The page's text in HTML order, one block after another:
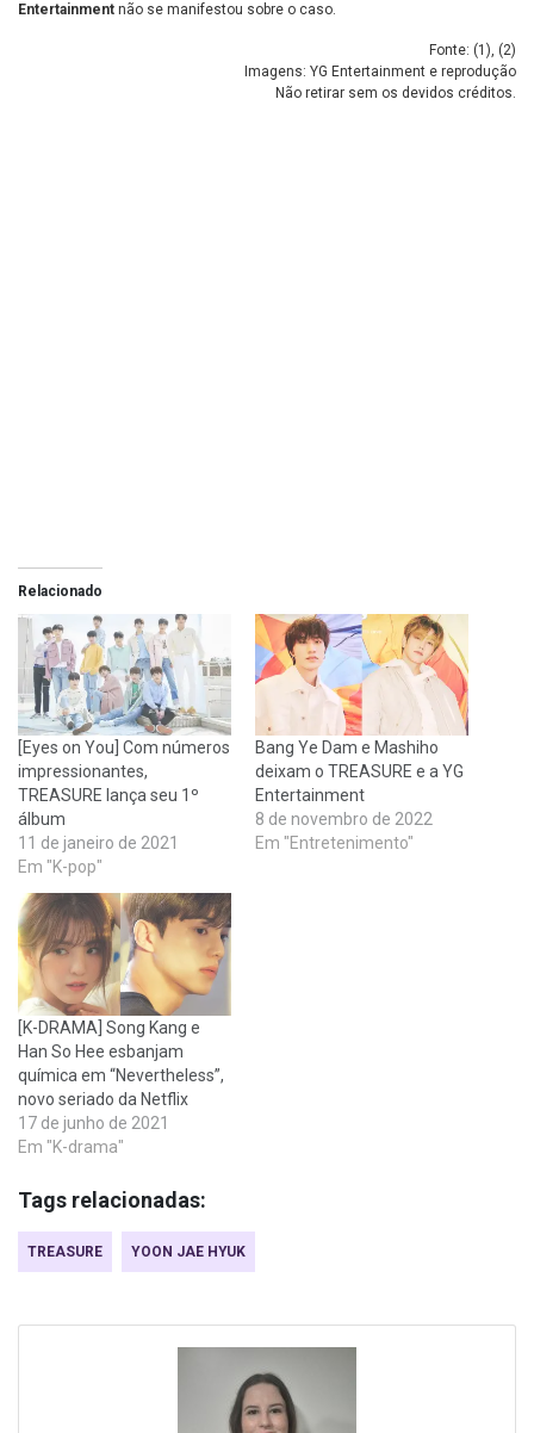
Entertainment não se manifestou sobre o caso.
Fonte: (1 ), (2)
Imagens: YG Entertainment e reprodução
Não retirar sem os devidos créditos.
Relacionado
[Eyes on You] Com números
impressionantes,
TREASURE lança seu 1º
álbum
11 de janeiro de 2021
Em "K-pop"
Bang Ye Dam e Mashiho
deixam o TREASURE e a YG
Entertainment
8 de novembro de 2022
Em "Entretenimento"
[K-DRAMA] Song Kang e
Han So Hee esbanjam
química em “Nevertheless”,
novo seriado da Netflix
17 de junho de 2021
Em "K-drama"
Tags relacionadas:
TREASURE YOON JAE HYUK